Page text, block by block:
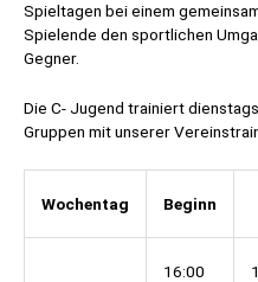
Spieltagen bei einem
Spielende den sportlichen
Gegner.
Die C- Jugend trainiert
Gruppen mit unserer
Wochentag Beginn
16:00